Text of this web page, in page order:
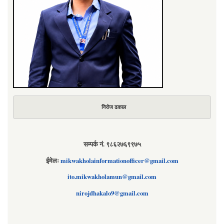
निरोज ढकाल
सम्पर्क नं. ९८६२७६९९७५
ईमेलःmikwakholainformationofficer@gmail.com
ito.mikwakholamun@gmail.com
nirojdhakalo9@gmail.com